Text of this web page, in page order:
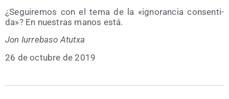
¿Segui­re­mos con el tema de la «igno­ran­cia con­sen­ti­
da»? En nues­tras manos está.
Jon Iurre­ba­so Atutxa
26 de octu­bre de 2019